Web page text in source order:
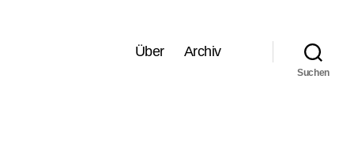
Über Archiv
Suchen